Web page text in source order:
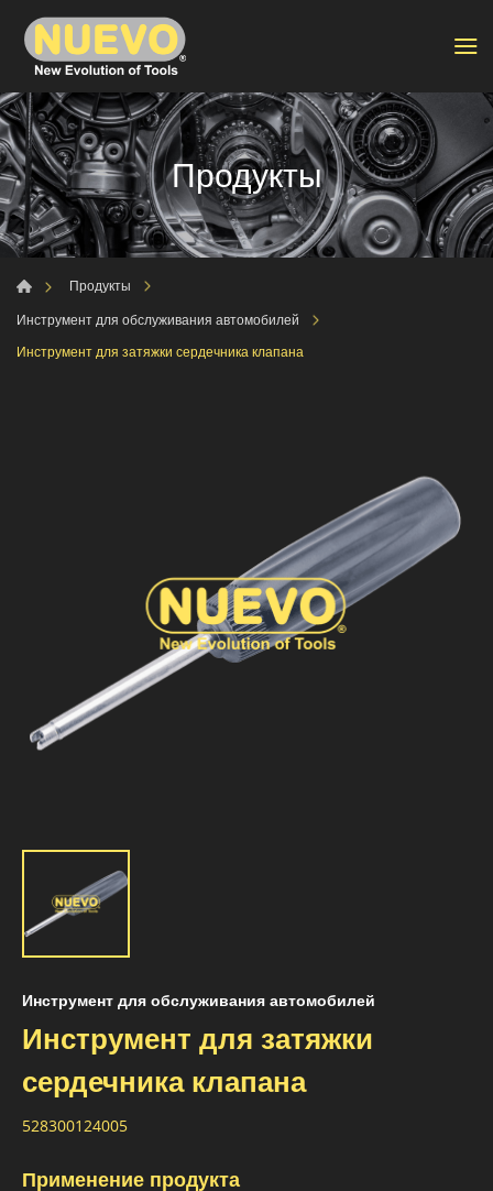
Продукты
Продукты
Инструмент для обслуживания автомобилей
Инструмент для затяжки сердечника клапана
Инструмент для обслуживания автомобилей
Инструмент для затяжки
сердечника клапана
528300124005
Применение продукта